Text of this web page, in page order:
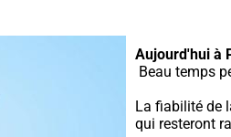
Aujourd'hui à
Beau temps
La fiabilité de
qui resteront